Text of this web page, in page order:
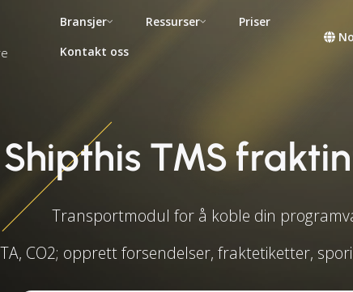
Bransjer Ressurser
Priser
Kontakt oss
Shipthis TMS
Transportmodul for å koble din
CO2; opprett forsendelser, fraktetiketter,